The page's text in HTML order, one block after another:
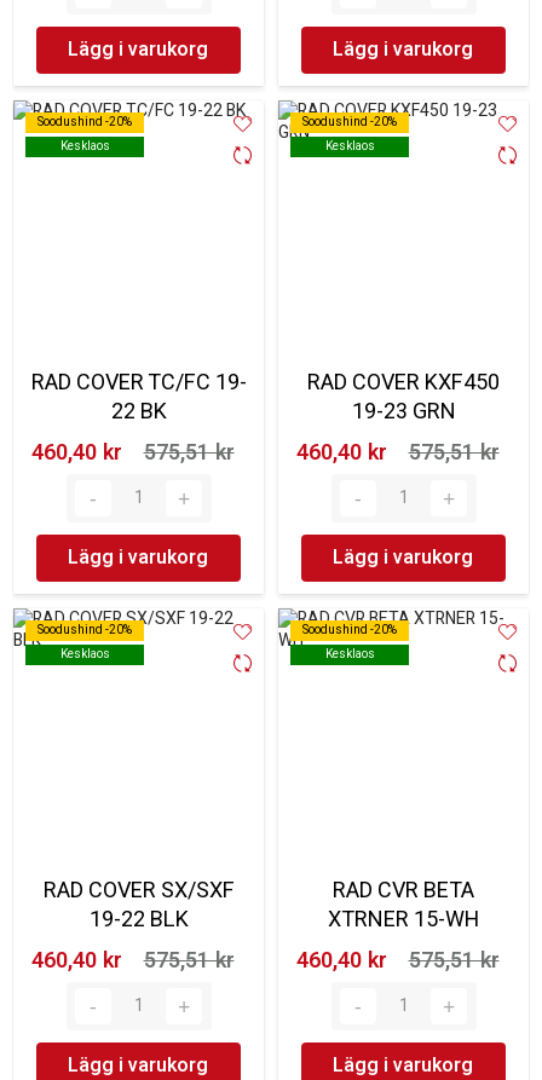
Lägg i varukorg Lägg i varukorg
Soodushind -20%
Kesklaos
Soodushind -20%
Kesklaos
RAD COVER TC/FC 19-
22 BK
460,40 kr‎
575,51 kr‎
Lägg i varukorg
Soodushind -20%
Kesklaos
Soodushind -20%
Kesklaos
RAD COVER KXF450
19-23 GRN
460,40 kr‎
575,51 kr‎
Lägg i varukorg
Soodushind -20%
Kesklaos
Soodushind -20%
Kesklaos
RAD COVER SX/SXF
19-22 BLK
460,40 kr‎
575,51 kr‎
Lägg i varukorg
Soodushind -20%
Kesklaos
Soodushind -20%
Kesklaos
RAD CVR BETA
XTRNER 15-WH
460,40 kr‎
575,51 kr‎
Lägg i varukorg